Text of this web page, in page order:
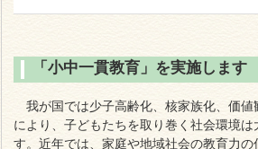
「小中一貫教育」を実施します
我が国では少子高齢化、核家族化、価値
により、子どもたちを取り巻く社会環境は
す。近年では、家庭や地域社会の教育力